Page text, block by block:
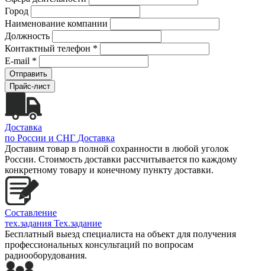
Город
Наименование компании
Должность
Контактный телефон *
E-mail *
Отправить
Прайс-лист
Доставка
по России и СНГ Доставка
Доставим товар в полной сохранности в любой уголок
России. Стоимость доставки рассчитывается по каждому
конкретному товару и конечному пункту доставки.
Составление
тех.задания Тех.задание
Бесплатный выезд специалиста на объект для получения
профессиональных консультаций по вопросам
радиооборудования.